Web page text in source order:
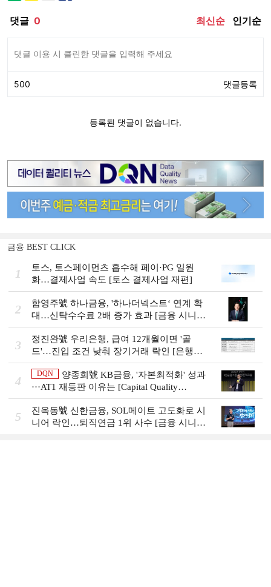
금융 BEST CLICK
1
토스, 토스페이먼츠 흡수해 페이·PG 일원
화…결제사업 속도 [토스 결제사업 재편]
2
함영주號 하나금융, '하나더넥스트‘ 연계 확
대…신탁수수료 2배 증가 효과 [금융 시니어
비즈니스 돋보기]
3
정진완號 우리은행, 급여 12개월이면 '골
드'…진입 조건 낮춰 장기거래 락인 [은행권
머니무브 대응 전략]
4
DQN
양종희號 KB금융, '자본최적화' 성과
···AT1 재등판 이유는 [Capital Quality
Review]]
5
진옥동號 신한금융, SOL메이트 고도화로 시
니어 락인…퇴직연금 1위 사수 [금융 시니어